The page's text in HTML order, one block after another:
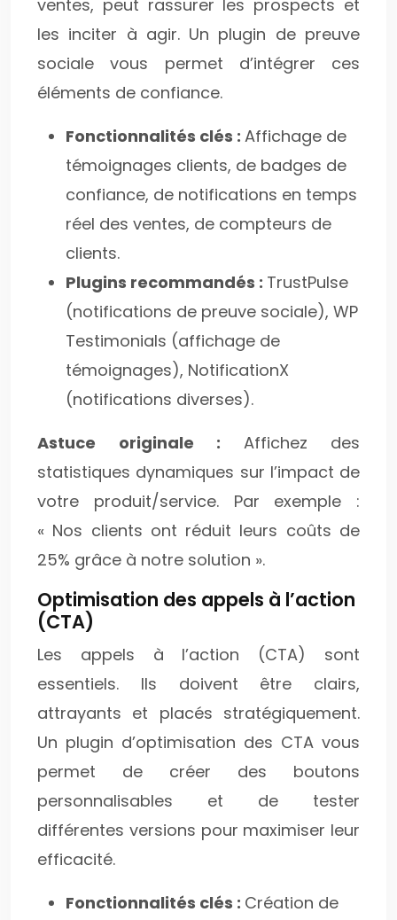
ventes, peut rassurer les prospects et
les inciter à agir. Un plugin de preuve
sociale vous permet d’intégrer ces
éléments de confiance.
Fonctionnalités clés : Affichage de
témoignages clients, de badges de
confiance, de notifications en temps
réel des ventes, de compteurs de
clients.
Plugins recommandés : TrustPulse
(notifications de preuve sociale), WP
Testimonials (affichage de
témoignages), NotificationX
(notifications diverses).
Astuce originale : Affichez des
statistiques dynamiques sur l’impact de
votre produit/service. Par exemple :
« Nos clients ont réduit leurs coûts de
25% grâce à notre solution ».
Optimisation des appels à l’action
(CTA)
Les appels à l’action (CTA) sont
essentiels. Ils doivent être clairs,
attrayants et placés stratégiquement.
Un plugin d’optimisation des CTA vous
permet de créer des boutons
personnalisables et de tester
différentes versions pour maximiser leur
efficacité.
Fonctionnalités clés : Création de